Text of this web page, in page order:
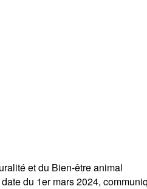
et du Bien-être animal
du 1er mars 2024,